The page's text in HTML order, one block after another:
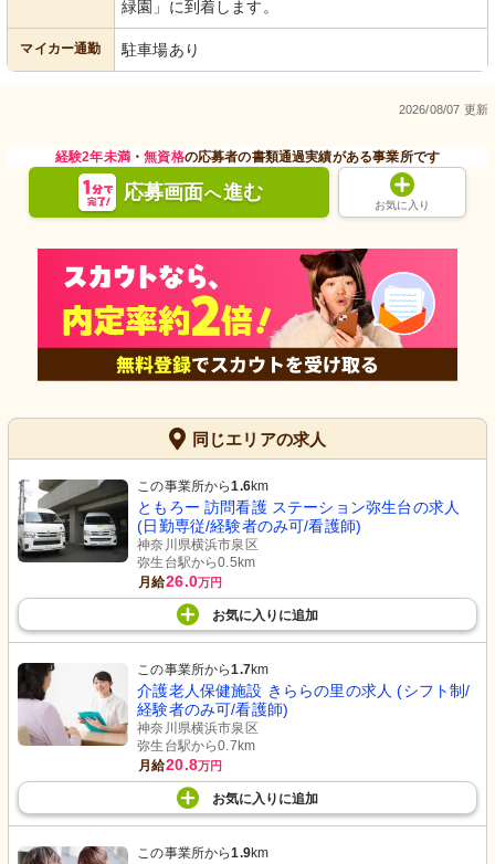
緑園」に到着します。
マイカー通勤 駐車場あり
2026/08/07 更新
経験2年未満・無資格の応募者の書類通過実績がある事業所です
応募画面へ進む
お気に入り
同じエリアの求人
この事業所から1.6km
ともろー 訪問看護 ステーション弥生台の求人
(日勤専従/経験者のみ可/看護師)
神奈川県横浜市泉区
弥生台駅から0.5km
月給26.0万円
お気に入り に追加
この事業所から1.7km
介護老人保健施設 きららの里の求人 (シフト制/
経験者のみ可/看護師)
神奈川県横浜市泉区
弥生台駅から0.7km
月給20.8万円
お気に入り に追加
この事業所から1.9km